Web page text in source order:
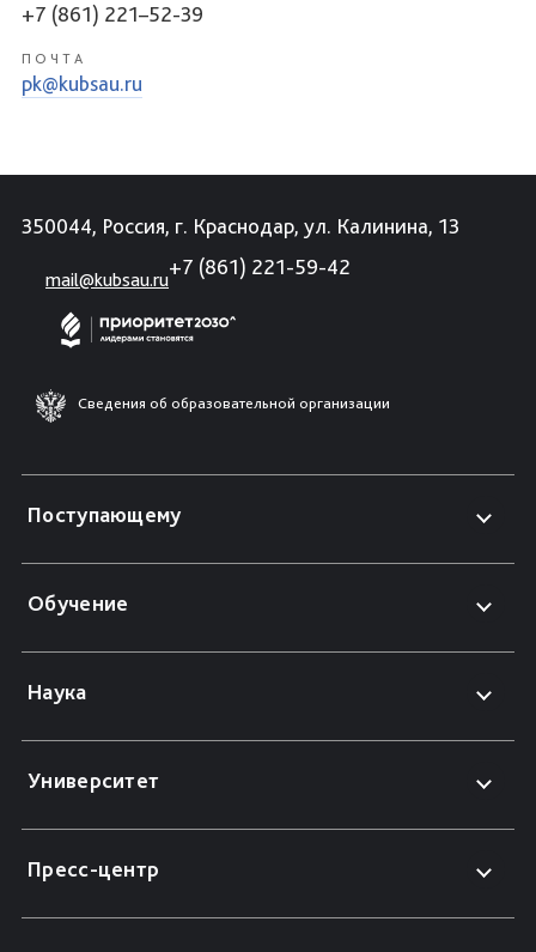
+7 (861) 221–52-39
ПОЧТА
pk@kubsau.ru
350044, Россия, г. Краснодар, ул. Калинина, 13
mail@kubsau.ru
+7 (861) 221-59-42
Сведения об образовательной организации
Поступающему
Обучение
Наука
Университет
Пресс-центр